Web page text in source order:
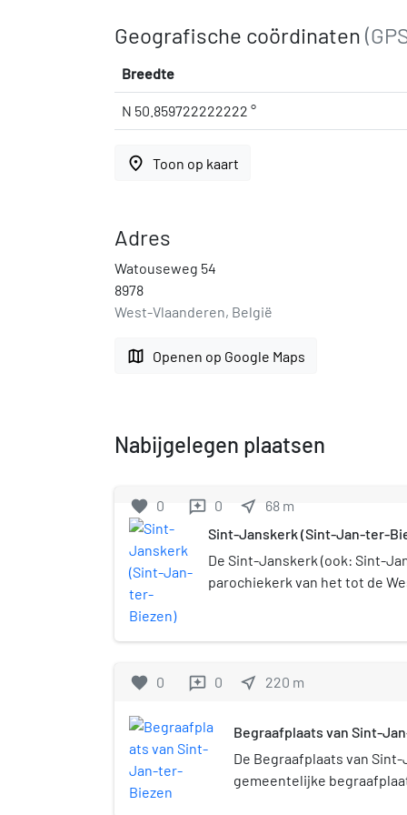
Geografische coördinaten
Breedte
N 50.859722222222 °
place Toon op kaart
Adres
Watouseweg 54
8978
West-Vlaanderen, België
map Openen op Google Maps
Nabijgelegen plaatsen
favorite 0 reviews 0 near_me 68 m
Sint-Janskerk (Sint-Jan-ter-
De Sint-Janskerk (ook: Sint-
parochiekerk van het tot de
de Doper.
favorite 0 reviews 0 near_me 220 m
Begraafplaats van Sint-
De Begraafplaats van
gemeentelijke